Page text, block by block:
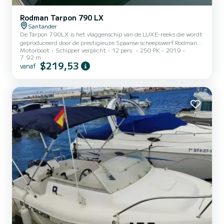
Rodman Tarpon 790 LX
Santander
De Tarpon 790LX is het vlaggenschip van de LUXE-reeks die wordt
geproduceerd door de prestigieuze Spaanse scheepswerf Rodman.
Een vaartuig ontworpen om het plezier van het varen te vergroten.
Haar diepe V-romp, een breedte van meer dan 3 meter en de grote
hoeveelheid uitrusting maken het het optimale vaartuig om van de
mogelijk voor jongere en veeleisende gebruikers. Uitgerust met
twee...
Motorboot Schipper verplicht 12 pers. 250 PK
2019
7.92 m
vanaf $219,53